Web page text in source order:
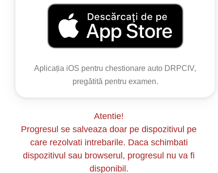
Aplicația iOS pentru chestionare auto DRPCIV,
pregătită pentru examen.
Atentie!
Progresul se salveaza doar pe dispozitivul pe
care rezolvati intrebarile. Daca schimbati
dispozitivul sau browserul, progresul nu va fi
disponibil.